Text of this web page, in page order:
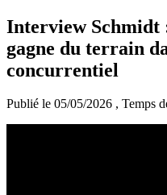
Interview Schmidt
gagne du terrain
concurrentiel
Publié le 05/05/2026 , Temps